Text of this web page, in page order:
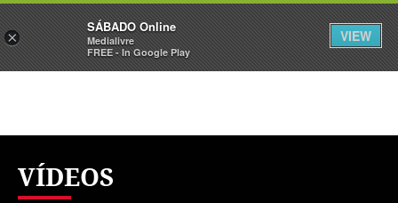
Sábado Assine Iniciar Sessão
VÍDEOS
×
SÁBADO Online
Medialivre
FREE - In Google Play
VIEW